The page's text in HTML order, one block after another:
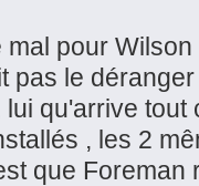
pour
pas le
qu'arrive tout
, les 2
que Foreman